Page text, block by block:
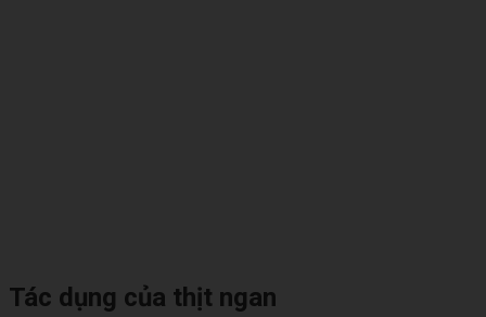
Tác dụng của thịt ngan